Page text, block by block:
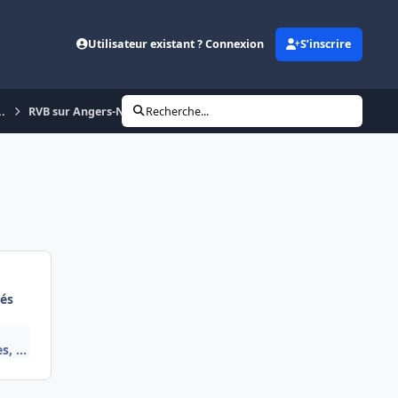
Utilisateur existant ? Connexion S’inscrire
RVB sur Angers-NantesRecherche...
...